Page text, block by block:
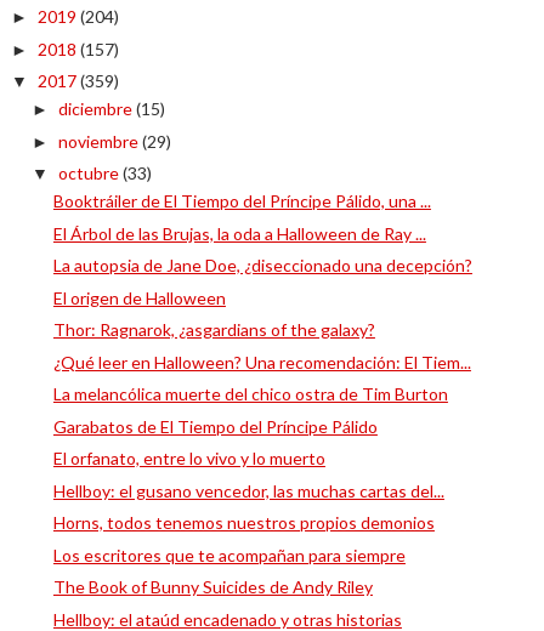
► 2019 (204)
► 2018 (157)
▼ 2017(359)
► diciembre(15)
► noviembre(29)
▼ octubre(33)
Booktráiler de El Tiempo del Príncipe Pálido, una ...
El Árbol de las Brujas, la oda a Halloween de Ray ...
La autopsia de Jane Doe, ¿diseccionado una decepción?
El origen de Halloween
Thor: Ragnarok, ¿asgardians of the galaxy?
¿Qué leer en Halloween? Una recomendación: El Tiem...
La melancólica muerte del chico ostra de Tim Burton
Garabatos de El Tiempo del Príncipe Pálido
El orfanato, entre lo vivo y lo muerto
Hellboy: el gusano vencedor, las muchas cartas del...
Horns, todos tenemos nuestros propios demonios
Los escritores que te acompañan para siempre
The Book of Bunny Suicides de Andy Riley
Hellboy: el ataúd encadenado y otras historias